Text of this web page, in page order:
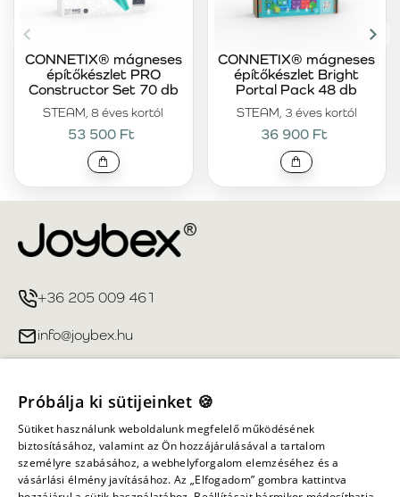
STEAM, 8 éves kortól
CONNETIX® mágneses
építőkészlet PRO
Constructor Set 70 db
53 500 Ft
STEAM, 3 éves kortól
CONNETIX® mágneses
építőkészlet Bright
Portal Pack 48 db
36 900 Ft
+36 205 009 461
info@joybex.hu
Fiókom
Információ
Próbálja ki sütijeinket 🍪
Sütiket használunk weboldalunk megfelelő működésének
biztosításához, valamint az Ön hozzájárulásával a tartalom
személyre szabásához, a webhelyforgalom elemzéséhez és a
vásárlási élmény javításához. Az „Elfogadom” gombra kattintva